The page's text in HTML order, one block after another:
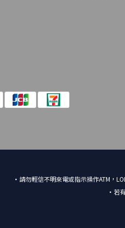
•請勿輕信不明來電或指示操作ATM，
•若